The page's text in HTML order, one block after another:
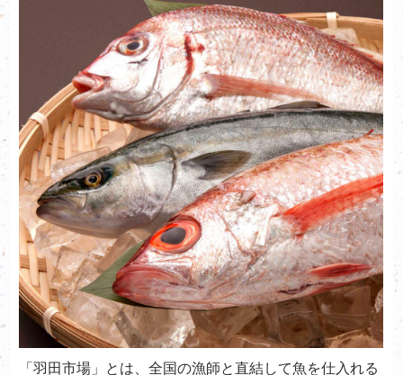
「羽田市場」とは、全国の漁師と直結して魚を仕入れる